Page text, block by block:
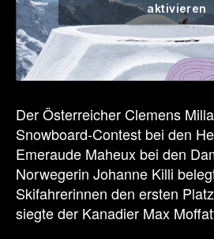
aktivieren
Der Österreicher Clemens
Snowboard-Contest bei den
Emeraude Maheux bei den
Norwegerin Johanne Killi
Skifahrerinnen den ersten
siegte der Kanadier Max